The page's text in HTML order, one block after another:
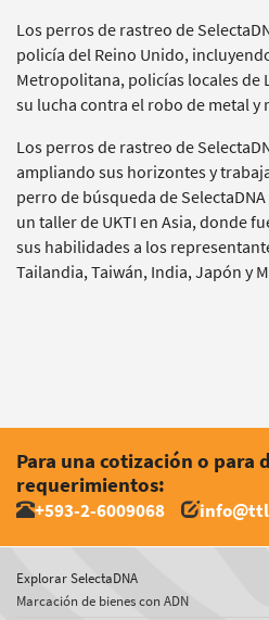
Los perros de rastreo de
policía del Reino Unido,
Metropolitana, policías locales de
su lucha contra el robo de metal y
Los perros de rastreo de
ampliando sus horizontes y
perro de búsqueda de
un taller de UKTI en Asia, donde
sus habilidades a los
Tailandia, Taiwán, India, Japón y
Para una cotización o para
requerimientos:
+593-2-6009068
Explorar SelectaDNA
Marcación de bienes con ADN